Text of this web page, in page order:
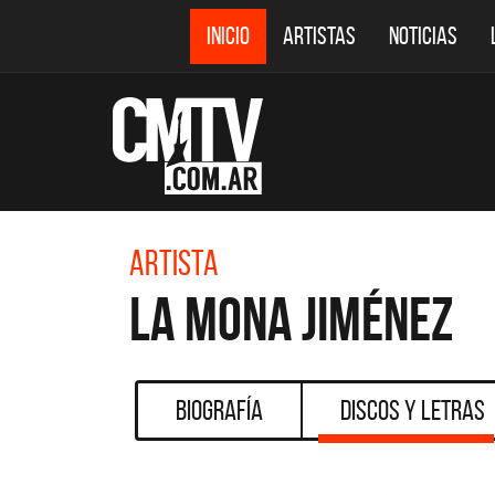
INICIO ARTISTAS NOTICIAS
Artista
La Mona Jiménez
Biografía Discos y Letras
DESTACADOS